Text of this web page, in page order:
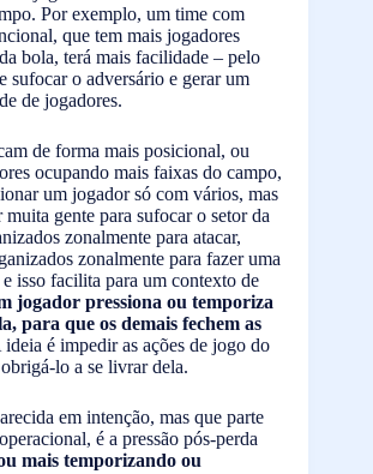
Por exemplo, um time com
que tem mais jogadores
bola, terá mais facilidade – pelo
sufocar o adversário e gerar um
de jogadores.
de forma mais posicional, ou
ocupando mais faixas do campo,
um jogador só com vários, mas
muita gente para sufocar o setor da
zonalmente para atacar,
zonalmente para fazer uma
e isso facilita para um contexto de
jogador pressiona ou temporiza
para que os demais fechem as
ideia é impedir as ações de jogo do
lo a se livrar dela.
em intenção, mas que parte
é a pressão pós-perda
mais temporizando ou